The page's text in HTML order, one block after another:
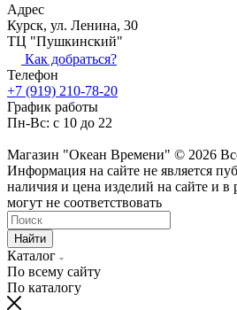
Адрес
Курск, ул. Ленина, 30
ТЦ "Пушкинский"
Как добраться?
Телефон
+7 (919) 210-78-20
График работы
Пн-Вс: с 10 до 22
Магазин "Океан Времени" © 2026
Информация на сайте не является
наличия и цена изделий на сайте и в
могут не соответствовать
Найти
Каталог
По всему сайту
По каталогу